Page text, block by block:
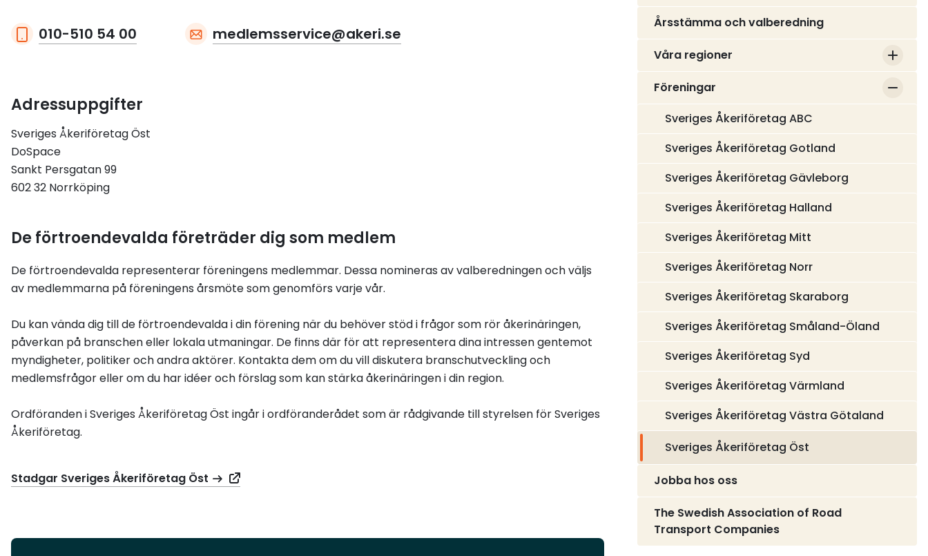
010-510 54 00 medlemsservice@akeri.se
Adressuppgifter
Sveriges Åkeriföretag Öst
DoSpace
Sankt Persgatan 99
602 32 Norrköping
De förtroendevalda företräder dig som medlem
De förtroendevalda representerar föreningens medlemmar. Dessa nomineras av valberedningen och väljs
av medlemmarna på föreningens årsmöte som genomförs varje vår.
Du kan vända dig till de förtroendevalda i din förening när du behöver stöd i frågor som rör åkerinäringen,
påverkan på branschen eller lokala utmaningar. De finns där för att representera dina intressen gentemot
myndigheter, politiker och andra aktörer. Kontakta dem om du vill diskutera branschutveckling och
medlemsfrågor eller om du har idéer och förslag som kan stärka åkerinäringen i din region.
Ordföranden i Sveriges Åkeriföretag Öst ingår i ordföranderådet som är rådgivande till styrelsen för Sveriges
Åkeriföretag.
Stadgar Sveriges Åkeriföretag Öst
Årsstämma och valberedning
Våra regioner
Föreningar
Sveriges Åkeriföretag ABC
Sveriges Åkeriföretag Gotland
Sveriges Åkeriföretag Gävleborg
Sveriges Åkeriföretag Halland
Sveriges Åkeriföretag Mitt
Sveriges Åkeriföretag Norr
Sveriges Åkeriföretag Skaraborg
Sveriges Åkeriföretag Småland-Öland
Sveriges Åkeriföretag Syd
Sveriges Åkeriföretag Värmland
Sveriges Åkeriföretag Västra Götaland
Sveriges Åkeriföretag Öst
Jobba hos oss
The Swedish Association of Road
Transport Companies